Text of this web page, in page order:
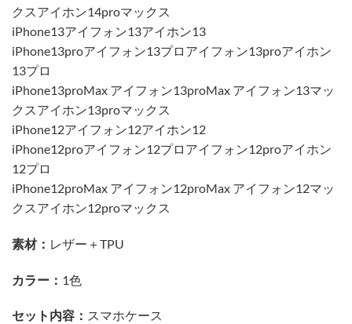
クスアイホン14proマックス
iPhone13アイフォン13アイホン13
iPhone13proアイフォン13プロアイフォン13proアイホン
13プロ
iPhone13proMax アイフォン13proMax アイフォン13マッ
クスアイホン13proマックス
iPhone12アイフォン12アイホン12
iPhone12proアイフォン12プロアイフォン12proアイホン
12プロ
iPhone12proMax アイフォン12proMax アイフォン12マッ
クスアイホン12proマックス
素材： レザー＋TPU
カラー： 1色
セット内容： スマホケース